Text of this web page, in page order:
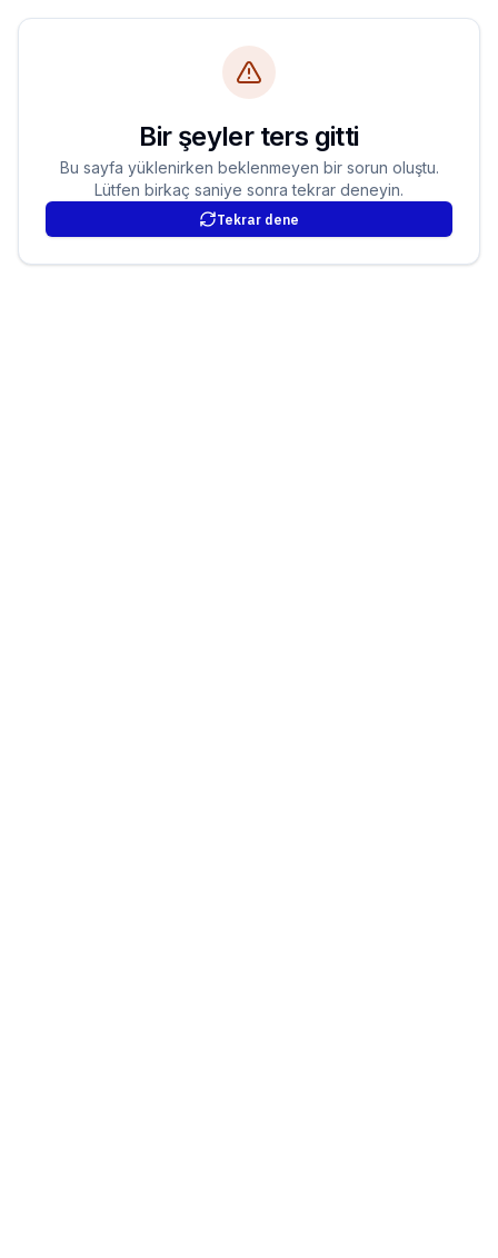
Bir şeyler ters gitti
Bu sayfa yüklenirken beklenmeyen bir sorun oluştu.
Lütfen birkaç saniye sonra tekrar deneyin.
Tekrar dene